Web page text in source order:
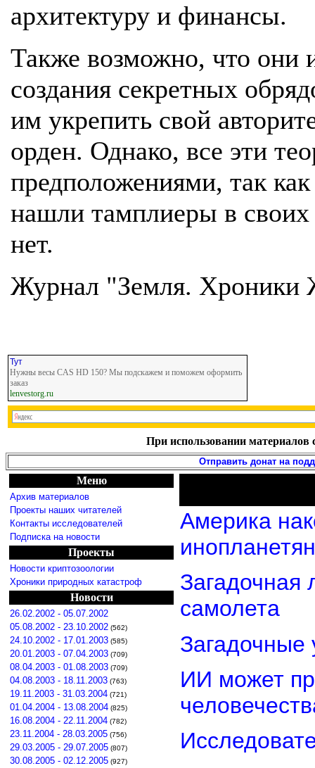
архитектуру и финансы.
Также возможно, что они
создания секретных
им укрепить свой
орден. Однако, все эти
предположениями, так
нашли тамплиеры в своих
нет.
Журнал "Земля. Хроники
Тут
Нужны весы CAS HD 150? Мы подскажем и поможем оформить
заказ
lenvestorg.ru
При использовании материалов
Отправить донат на
Меню
Архив материалов
Проекты наших читателей
Контакты исследователей
Подписка на новости
Проекты
Новости криптозоологии
Хроники природных катастроф
Новости
26.02.2002 - 05.07.2002
05.08.2002 - 23.10.2002 (562)
24.10.2002 - 17.01.2003 (585)
20.01.2003 - 07.04.2003 (709)
08.04.2003 - 01.08.2003 (709)
04.08.2003 - 18.11.2003 (763)
19.11.2003 - 31.03.2004 (721)
01.04.2004 - 13.08.2004 (825)
16.08.2004 - 22.11.2004 (782)
23.11.2004 - 28.03.2005 (756)
29.03.2005 - 29.07.2005 (807)
30.08.2005 - 02.12.2005 (927)
Америка
инопланетян
Загадочная
самолета
Загадочные
ИИ может